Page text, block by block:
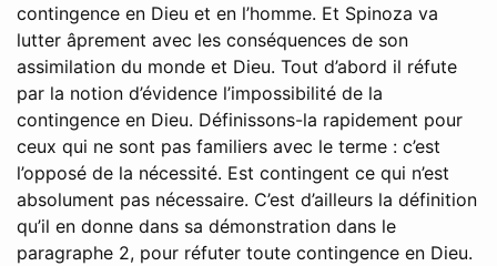
contingence en Dieu et en l’homme. Et Spinoza va
lutter âprement avec les conséquences de son
assimilation du monde et Dieu. Tout d’abord il réfute
par la notion d’évidence l’impossibilité de la
contingence en Dieu. Définissons-la rapidement pour
ceux qui ne sont pas familiers avec le terme : c’est
l’opposé de la nécessité. Est contingent ce qui n’est
absolument pas nécessaire. C’est d’ailleurs la définition
qu’il en donne dans sa démonstration dans le
paragraphe 2, pour réfuter toute contingence en Dieu.